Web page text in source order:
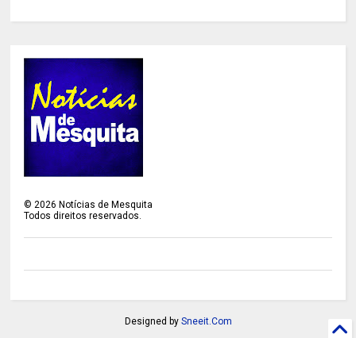
©2026 Notícias de Mesquita
Todos direitos reservados.
Designed by Sneeit.Com